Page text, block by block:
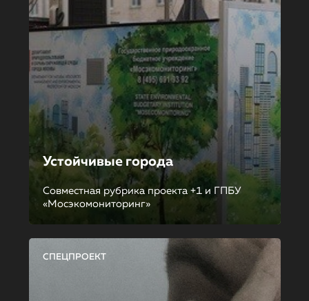
Устойчивые города
Совместная рубрика проекта +1 и ГПБУ
«Мосэкомониторинг»
СПЕЦПРОЕКТ